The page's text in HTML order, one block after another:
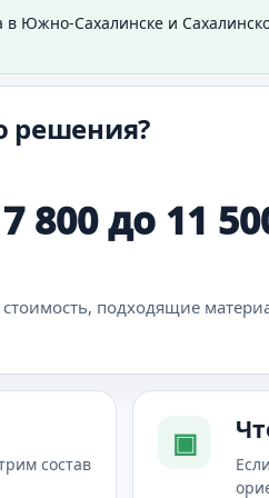
Южно-Сахалинске и
решения?
800 до 11
подходящие
состав
▣